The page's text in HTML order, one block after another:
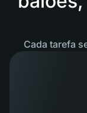
Cada tarefa